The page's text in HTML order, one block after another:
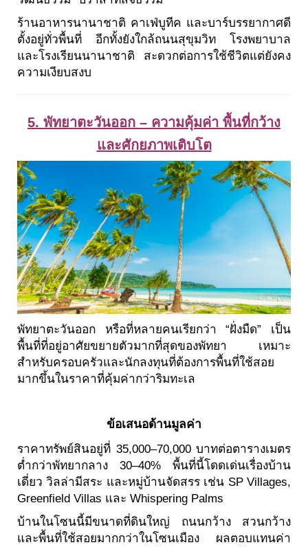
ร้านอาหารนานาชาติ คาเฟ่บูทีค และบาร์บรรยากาศดี
ตั้งอยู่ทั่วพื้นที่ อีกทั้งยังใกล้ถนนสุขุมวิท โรงพยาบาล
และโรงเรียนนานาชาติ สะดวกต่อการใช้ชีวิตแต่ยังคง
ความเงียบสงบ
5. พัทยาตะวันออก – ความคุ้มค่า พื้นที่กว้าง
และศักยภาพเติบโต
พัทยาตะวันออก หรือที่หลายคนเรียกว่า “ฝั่งมืด” เป็น
พื้นที่ที่อยู่อาศัยขยายตัวมากที่สุดของพัทยา เหมาะ
สำหรับครอบครัวและนักลงทุนที่ต้องการพื้นที่ใช้สอย
มากขึ้นในราคาที่คุ้มค่ากว่าริมทะเล
ข้อเสนอด้านมูลค่า
ราคาทรัพย์สินอยู่ที่ 35,000–70,000 บาทต่อตารางเมตร
ต่ำกว่าพัทยากลาง 30–40% พื้นที่นี้โดดเด่นเรื่องบ้าน
เดี่ยว วิลล่ามีสระ และหมู่บ้านจัดสรร เช่น SP Villages,
Greenfield Villas และ Whispering Palms
บ้านในโซนนี้มีขนาดที่ดินใหญ่ ถนนกว้าง สวนกว้าง
และพื้นที่ใช้สอยมากกว่าในโซนเมือง ผลตอบแทนค่า